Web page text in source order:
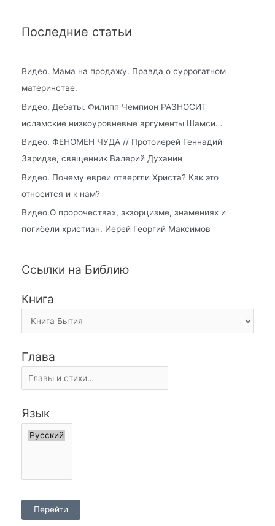
Последние статьи
Видео. Мама на продажу. Правда о суррогатном
материнстве.
Видео. Дебаты. Филипп Чемпион РАЗНОСИТ
исламские низкоуровневые аргументы Шамси…
Видео. ФЕНОМЕН ЧУДА // Протоиерей Геннадий
Заридзе, священник Валерий Духанин
Видео. Почему евреи отвергли Христа? Как это
относится и к нам?
Видео.О пророчествах, экзорцизме, знамениях и
погибели христиан. Иерей Георгий Максимов
Ссылки на Библию
Книга
Глава
Язык